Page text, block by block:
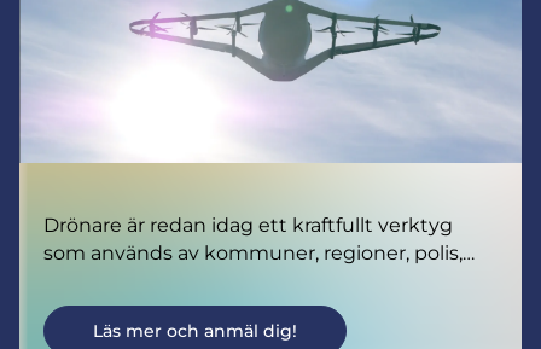
Drönare är redan idag ett kraftfullt verktyg
som används av kommuner, regioner, polis,
för att utföra arbete snabbare, säkrare och med
högre precision.
Läs mer och anmäl dig!